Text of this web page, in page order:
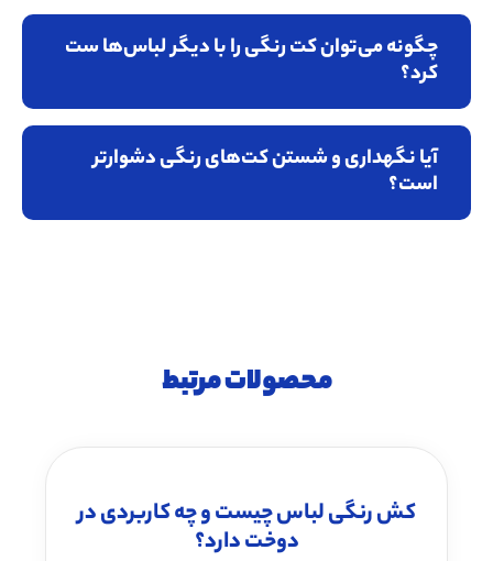
چگونه می‌توان کت رنگی را با دیگر لباس‌ها ست
کرد؟
آیا نگهداری و شستن کت‌های رنگی دشوارتر
است؟
محصولات مرتبط
کش رنگی لباس چیست و چه کاربردی در
دوخت دارد؟